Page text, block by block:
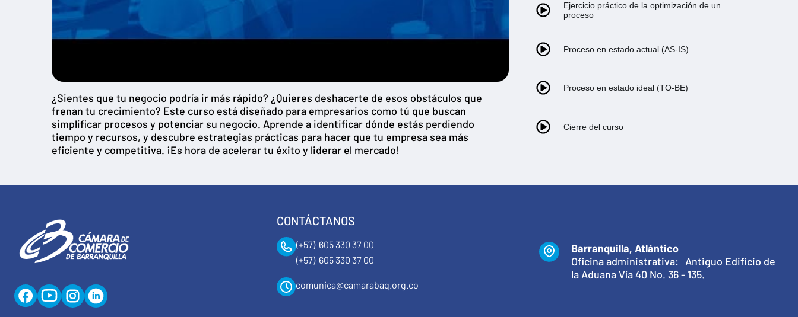
¿Sientes que tu negocio podría ir más rápido? ¿Quieres deshacerte de esos obstáculos que
frenan tu crecimiento? Este curso está diseñado para empresarios como tú que buscan
simplificar procesos y potenciar su negocio. Aprende a identificar dónde estás perdiendo
tiempo y recursos, y descubre estrategias prácticas para hacer que tu empresa sea más
eficiente y competitiva. ¡Es hora de acelerar tu éxito y liderar el mercado!
Ejercicio práctico de la optimización de un
proceso
Proceso en estado actual (AS-IS)
Proceso en estado ideal (TO-BE)
Cierre del curso
CONTÁCTANOS
(+57) 605 330 37 00
(+57) 605 330 37 00
comunica@camarabaq.org.co
Barranquilla, Atlántico
Oficina administrativa: Antiguo Edificio de
la Aduana Vía 40 No. 36 - 135.